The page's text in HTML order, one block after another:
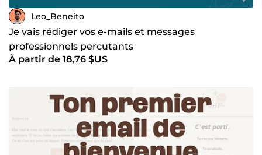
Leo_Beneito
Je vais rédiger vos e-mails et messages
professionnels percutants
À partir de 18,76 $US